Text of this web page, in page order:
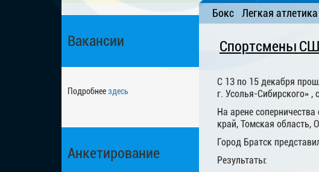
Вакансии
Подробнеездесь
Анкетирование
Бокс Легкая атлетика
Спортсмены СШ
С 13 по 15 декабря
г. Усолья-Сибирского»
На арене
край, Томская область,
Город Братск
Результаты: